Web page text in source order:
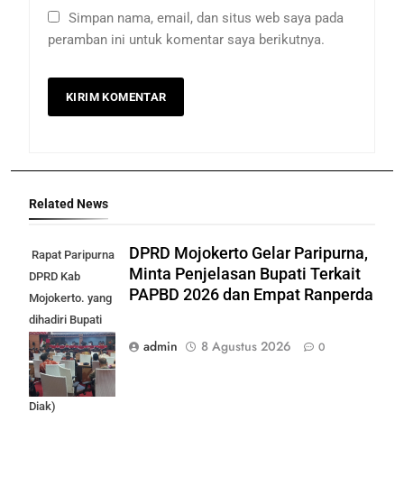
Simpan nama, email, dan situs web saya pada
peramban ini untuk komentar saya berikutnya.
Related News
Rapat Paripurna
DPRD Kab
Mojokerto. yang
dihadiri Bupati
Mojokerto
Muhamad Al
Barra. (foto:
Diak)
DPRD Mojokerto Gelar Paripurna,
Minta Penjelasan Bupati Terkait
PAPBD 2026 dan Empat Ranperda
admin 8 Agustus 2026 0